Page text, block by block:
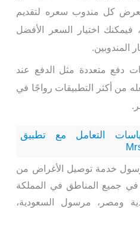
كل مندوب سعره لتقديم
فيمكنك اختيار السعر الأفضل
المندوبين.
دفع متعددة مثل الدفع عند
من أكثر التطبيقات رواجًا في
التعامل مع تطبيق
خدمة توصيل الأغراض من
جميع المناطق في المملكة
ومصر، مرسول السعودية،